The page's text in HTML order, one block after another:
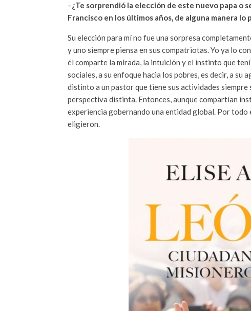
–¿Te sorprendió la elección de este nuevo papa o
Francisco en los últimos años, de alguna manera
Su elección para mí no fue una sorpresa
y uno siempre piensa en sus compatriotas. Yo ya lo
él comparte la mirada, la intuición y el instinto que
sociales, a su enfoque hacia los pobres, es decir, a su
distinto a un pastor que tiene sus actividades siempre
perspectiva distinta. Entonces, aunque compartían
experiencia gobernando una entidad global. Por
eligieron.